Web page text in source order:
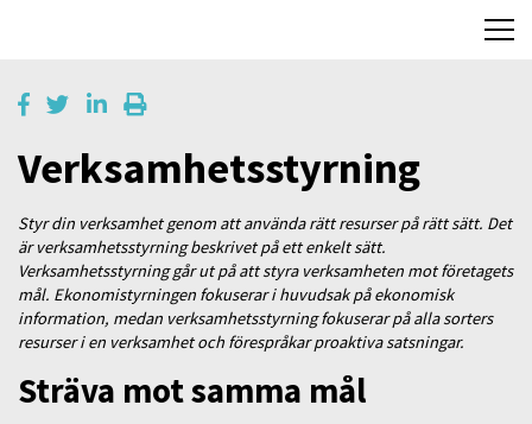
Verksamhetsstyrning
Styr din verksamhet genom att använda rätt resurser på rätt sätt. Det
är verksamhetsstyrning beskrivet på ett enkelt sätt.
Verksamhetsstyrning går ut på att styra verksamheten mot företagets
mål. Ekonomistyrningen fokuserar i huvudsak på ekonomisk
information, medan verksamhetsstyrning fokuserar på alla sorters
resurser i en verksamhet och förespråkar proaktiva satsningar.
Sträva mot samma mål